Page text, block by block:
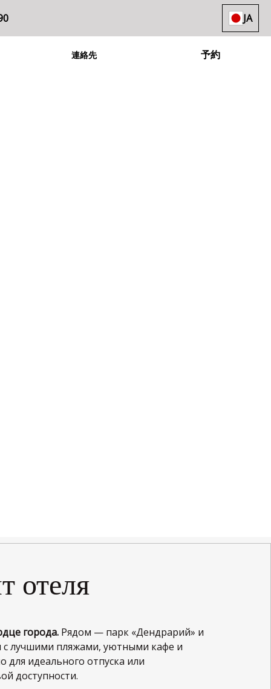
JA
連絡先 予約
отеля
города. Рядом — парк «Дендрарий» и
с лучшими пляжами, уютными кафе и
для идеального отпуска или
доступности.